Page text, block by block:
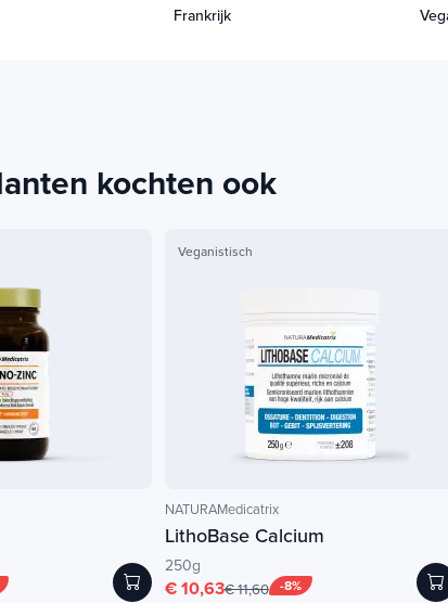
Frankrijk
kochten ook
Veganistisch
NATURAMedicatrix
LithoBase Calcium
250g
-8%
€ 10,63€ 11,60